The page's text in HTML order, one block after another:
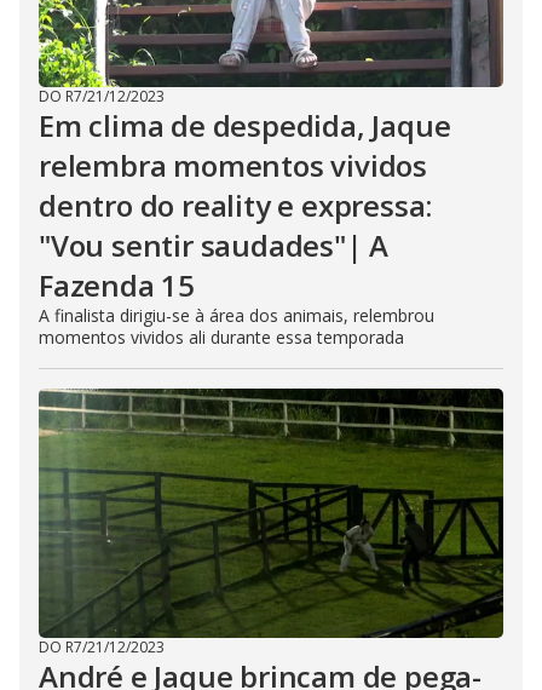
DO R7/21/12/2023
Em clima de despedida, Jaque
relembra momentos vividos
dentro do reality e expressa:
"Vou sentir saudades"| A
Fazenda 15
A finalista dirigiu-se à área dos animais, relembrou
momentos vividos ali durante essa temporada
DO R7/21/12/2023
André e Jaque brincam de pega-